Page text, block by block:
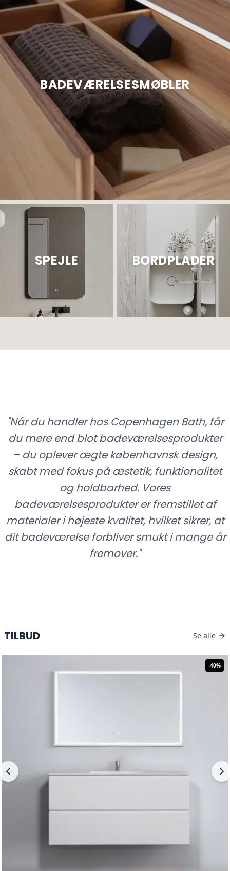
BADEVÆRELSESMØBLER
SPEJLE BORDPLADER
HANDL HER
"Når du handler hos Copenhagen Bath, får
du mere end blot badeværelsesprodukter
– du oplever ægte københavnsk design,
skabt med fokus på æstetik, funktionalitet
og holdbarhed. Vores
badeværelsesprodukter er fremstillet af
materialer i højeste kvalitet, hvilket sikrer, at
dit badeværelse forbliver smukt i mange år
fremover."
TILBUD Se alle
-40%